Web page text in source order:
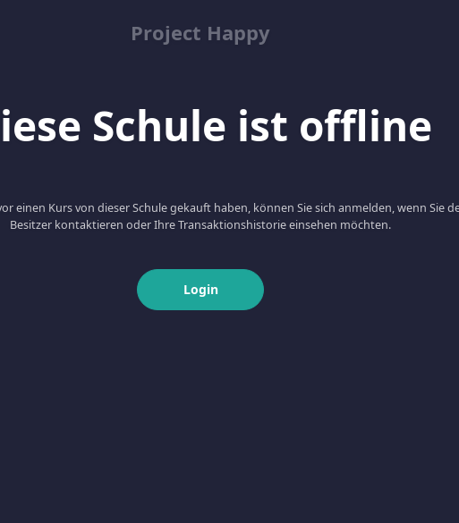
Project Happy
Schule ist offline
einen Kurs von dieser Schule gekauft haben, können Sie sich anmelden, wenn Sie
Besitzer kontaktieren oder Ihre Transaktionshistorie einsehen möchten.
Login